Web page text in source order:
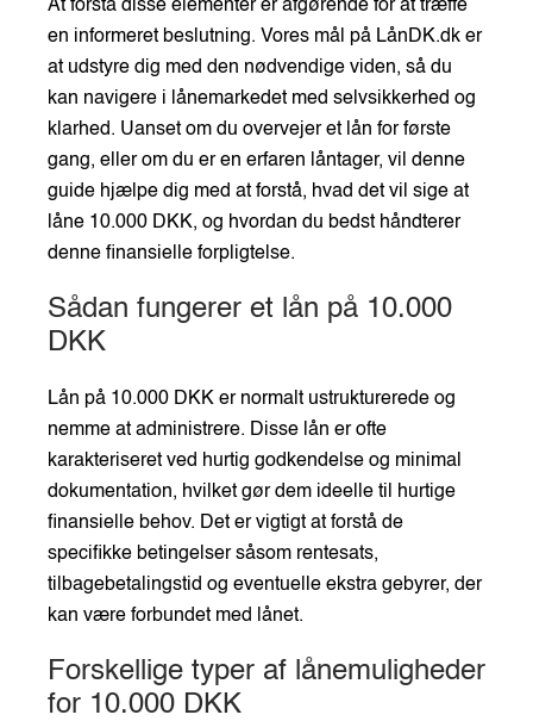
At forstå disse elementer er afgørende for at træffe
en informeret beslutning. Vores mål på LånDK.dk er
at udstyre dig med den nødvendige viden, så du
kan navigere i lånemarkedet med selvsikkerhed og
klarhed. Uanset om du overvejer et lån for første
gang, eller om du er en erfaren låntager, vil denne
guide hjælpe dig med at forstå, hvad det vil sige at
låne 10.000 DKK, og hvordan du bedst håndterer
denne finansielle forpligtelse.
Sådan fungerer et lån på 10.000
DKK
Lån på 10.000 DKK er normalt ustrukturerede og
nemme at administrere. Disse lån er ofte
karakteriseret ved hurtig godkendelse og minimal
dokumentation, hvilket gør dem ideelle til hurtige
finansielle behov. Det er vigtigt at forstå de
specifikke betingelser såsom rentesats,
tilbagebetalingstid og eventuelle ekstra gebyrer, der
kan være forbundet med lånet.
Forskellige typer af lånemuligheder
for 10.000 DKK